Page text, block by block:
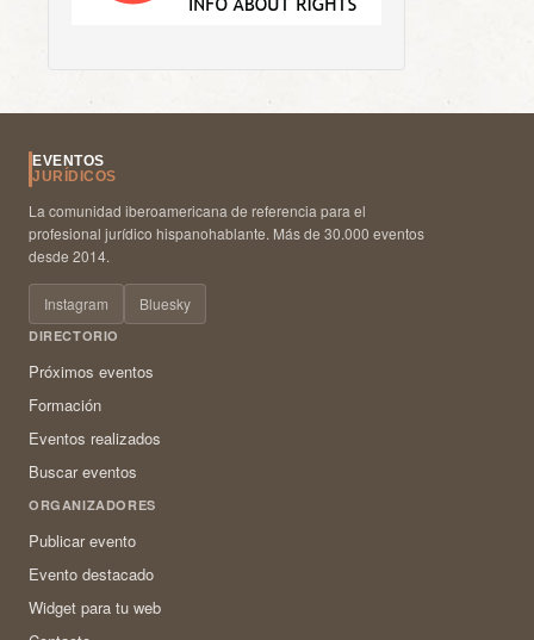
EVENTOS
JURÍDICOS
La comunidad iberoamericana de referencia para el
profesional jurídico hispanohablante. Más de 30.000 eventos
desde 2014.
Instagram Bluesky
DIRECTORIO
Próximos eventos
Formación
Eventos realizados
Buscar eventos
ORGANIZADORES
Publicar evento
Evento destacado
Widget para tu web